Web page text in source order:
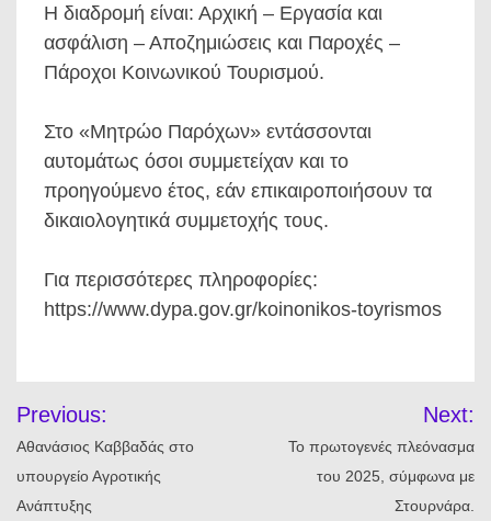
Η διαδρομή είναι: Αρχική – Εργασία και
ασφάλιση – Αποζημιώσεις και Παροχές –
Πάροχοι Κοινωνικού Τουρισμού.
Στο «Μητρώο Παρόχων» εντάσσονται
αυτομάτως όσοι συμμετείχαν και το
προηγούμενο έτος, εάν επικαιροποιήσουν τα
δικαιολογητικά συμμετοχής τους.
Για περισσότερες πληροφορίες:
https://www.dypa.gov.gr/koinonikos-toyrismos
άρθρων
Previous:
Αθανάσιος Καββαδάς στο
υπουργείο Αγροτικής
Ανάπτυξης
Next:
Το πρωτογενές πλεόνασμα
του 2025, σύμφωνα με
Στουρνάρα.